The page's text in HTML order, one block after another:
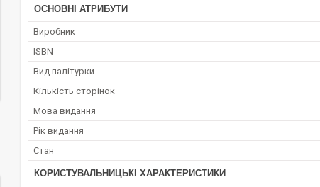
ОСНОВНІ АТРИБУТИ
Виробник
ISBN
Вид палітурки
Кількість сторінок
Мова видання
Рік видання
Стан
КОРИСТУВАЛЬНИЦЬКІ ХАРАКТЕРИСТИКИ